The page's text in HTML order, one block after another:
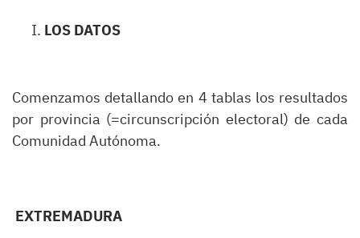
LOS DATOS
Comenzamos detallando en 4 tablas los resultados
por provincia (=circunscripción electoral) de cada
Comunidad Autónoma.
EXTREMADURA